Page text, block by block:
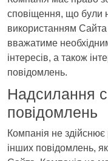
сповіщення, що були
використанням Сайта
вважатиме
інтересів, а також
повідомлень.
Надсилання
повідомлень
Компанія не
інших повідомлень,